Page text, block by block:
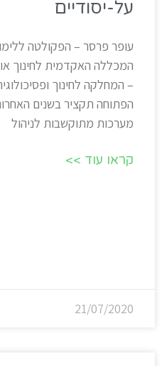
על-יסודיים
עופר פרסר – הפקולטה
המכללה האקדמית לחינוך
– המחלקה לחינוך
הפתוחה תקציר בשנים
מערכות מתוקשבות לניהול
קראו עוד >>
21/07/2020